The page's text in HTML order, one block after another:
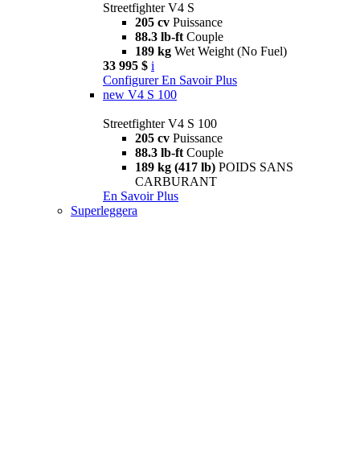
Streetfighter V4 S
205 cv Puissance
88.3 lb-ft Couple
189 kg Wet Weight (No Fuel)
33 995 $ i
Configurer En Savoir Plus
new V4 S 100
Streetfighter V4 S 100
205 cv Puissance
88.3 lb-ft Couple
189 kg (417 lb) POIDS SANS
CARBURANT
En Savoir Plus
Superleggera